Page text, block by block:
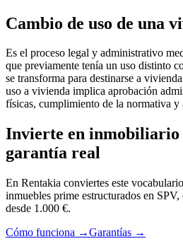
Cambio de uso de una
Es el proceso legal y administrativo
que previamente tenía un uso distinto
se transforma para destinarse a
uso a vivienda implica aprobación
físicas, cumplimiento de la normativa y
Invierte en inmobiliario
garantía real
En Rentakia conviertes este
inmuebles prime estructurados en
desde 1.000 €.
Cómo funciona →Garantías →